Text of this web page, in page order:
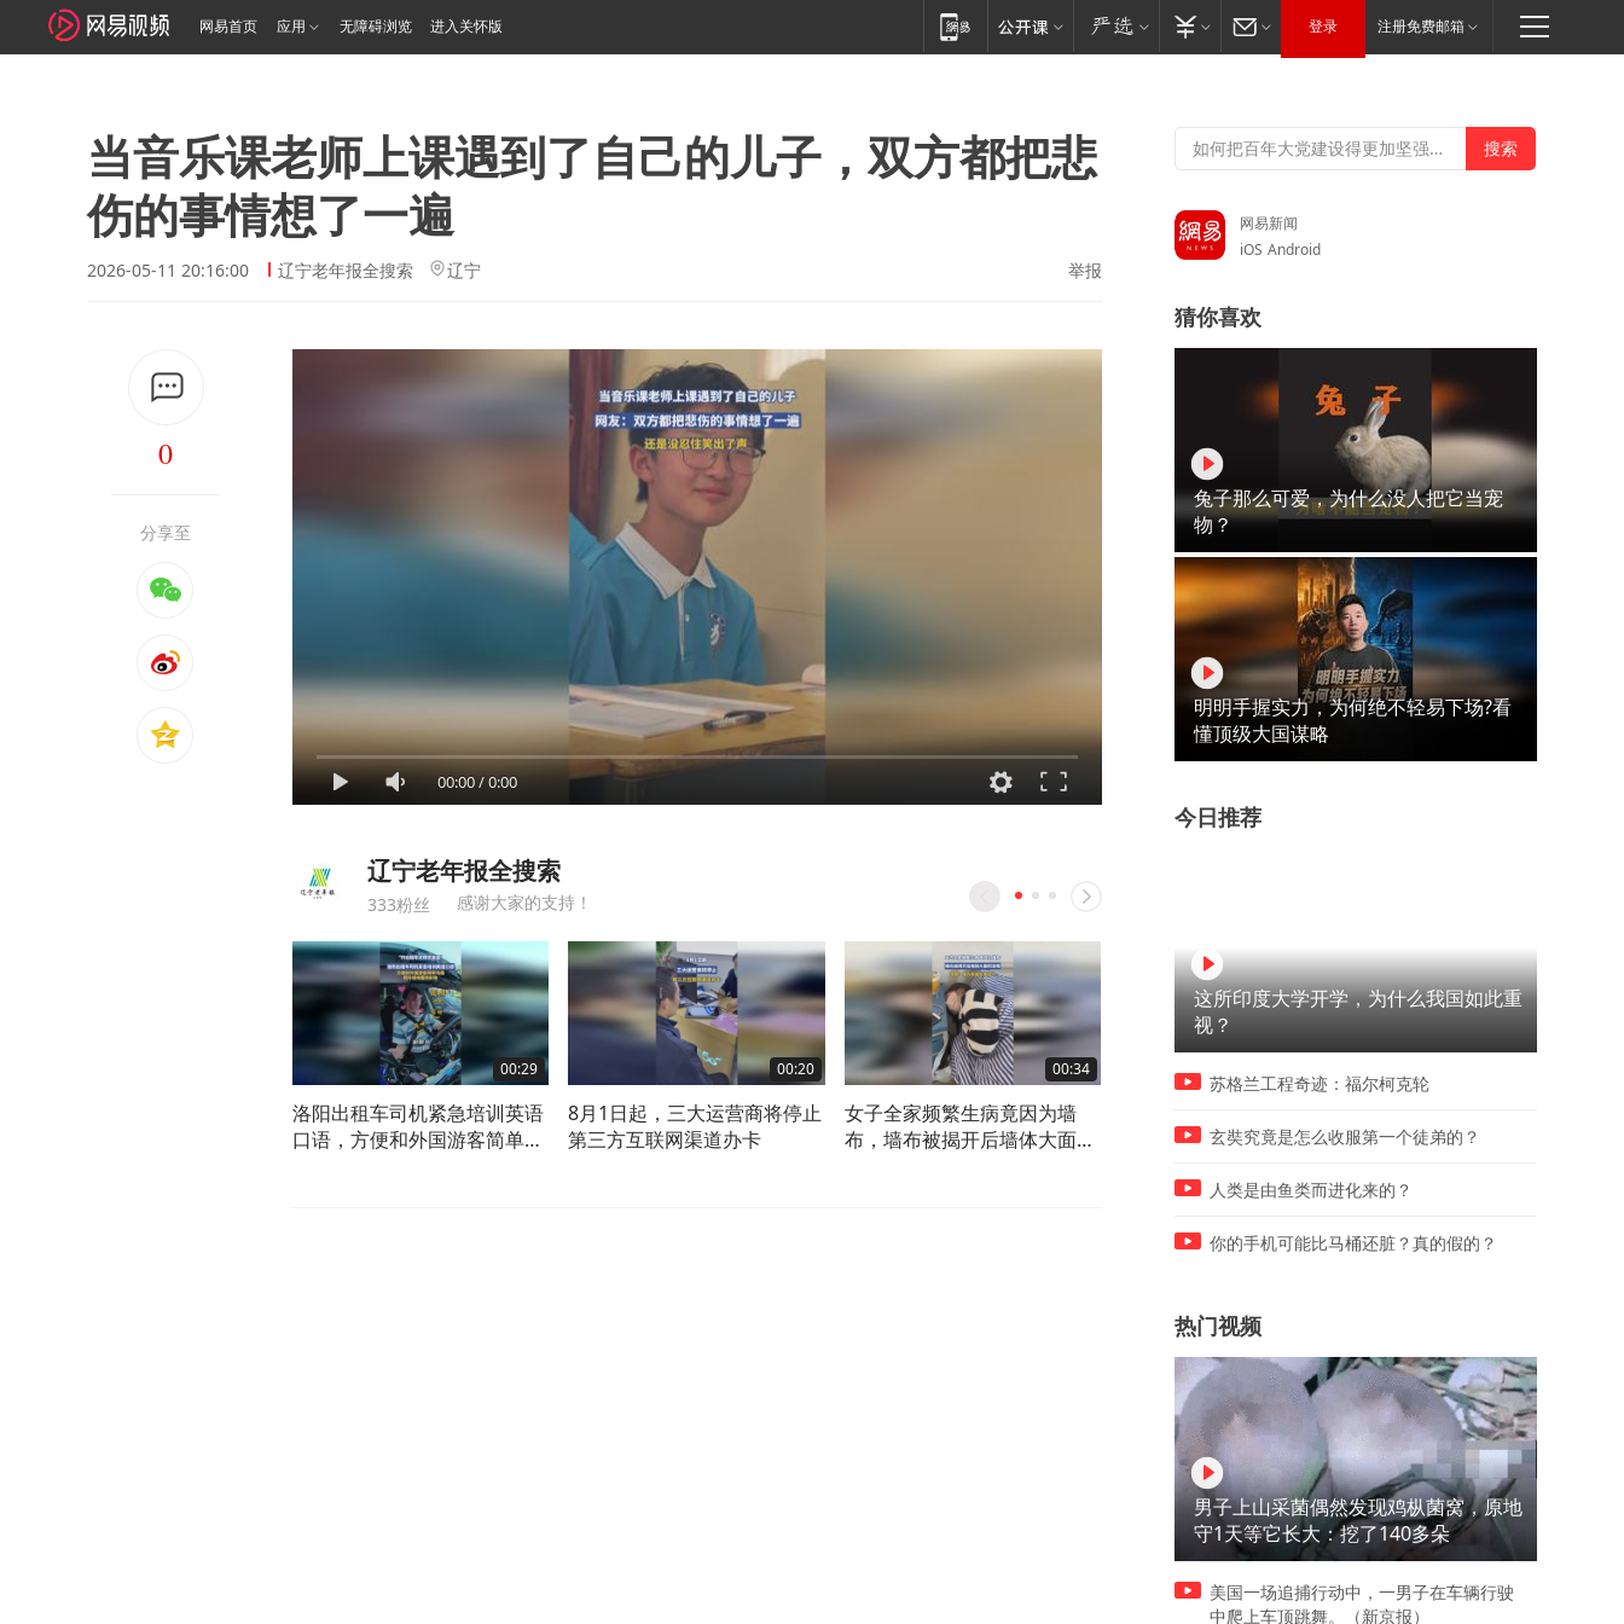
网易首页 应用 无障碍浏览 进入关怀版 登录 注册免费邮箱
当音乐课老师上课遇到了自己的儿子，双方都把悲
伤的事情想了一遍
2026-05-11 20:16:00 辽宁老年报全搜索 辽宁 举报
0
分享至
00:00/0:00
辽宁老年报全搜索
333粉丝 感谢大家的支持！
00:29
洛阳出租车司机紧急培训英语
口语，方便和外国游客简单沟
00:20
8月1日起，三大运营商将停止
第三方互联网渠道办卡
00:34
女子全家频繁生病竟因为墙
布，墙布被揭开后墙体大面积
升“哑铃矿泉水”走红，单瓶约
演耳环消失术，生图怎么能
网易新闻
iOS Android
猜你喜欢
兔子那么可爱，为什么没人把它当宠
物？
明明手握实力，为何绝不轻易下场?看
懂顶级大国谋略
今日推荐
这所印度大学开学，为什么我国如此重
视？
苏格兰工程奇迹：福尔柯克轮
玄奘究竟是怎么收服第一个徒弟的？
人类是由鱼类而进化来的？
你的手机可能比马桶还脏？真的假的？
热门视频
男子上山采菌偶然发现鸡枞菌窝，原地
守1天等它长大：挖了140多朵
美国一场追捕行动中，一男子在车辆行驶
中爬上车顶跳舞。（新京报）